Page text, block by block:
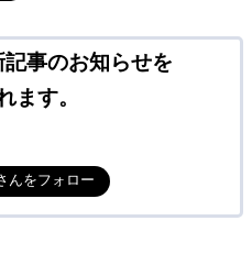
事のお知らせを
ます。
んをフォロー